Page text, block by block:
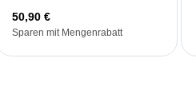
50,90 €
Sparen mit Mengenrabatt